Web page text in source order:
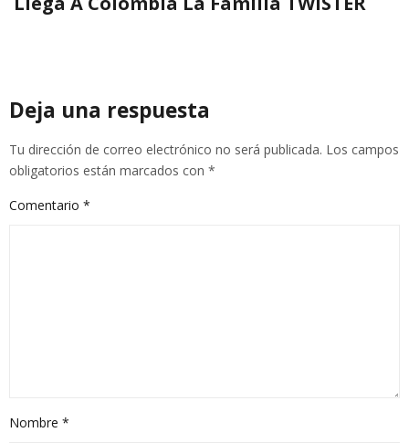
Deja una respuesta
Tu dirección de correo electrónico no será publicada. Los campos
obligatorios están marcados con *
Comentario *
Nombre *